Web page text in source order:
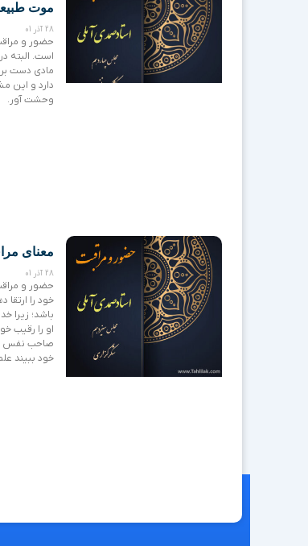
موت
28 آذر 01
حضور و
است. البته
مادی دست
دارد و این
وحشت‌ آور.
معنای
28 آذر 01
حضور و
خود را
باشد؛ زیرا
او را رقیب
صاحب نفس
خود ببیند